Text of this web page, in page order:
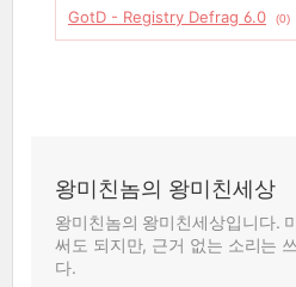
GotD - Registry Defrag 6.0
(0)
왕미친놈의 왕미친세상
왕미친놈의 왕미친세상입니다.
써도 되지만, 근거 없는 소리는
다.